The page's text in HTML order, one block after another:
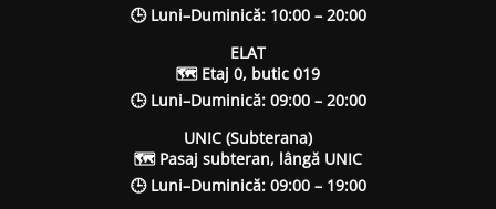
🕒 Luni–Duminică: 10:00 – 20:00
ELAT
🗺 Etaj 0, butic 019
🕒 Luni–Duminică: 09:00 – 20:00
UNIC (Subterana)
🗺 Pasaj subteran, lângă UNIC
🕒 Luni–Duminică: 09:00 – 19:00